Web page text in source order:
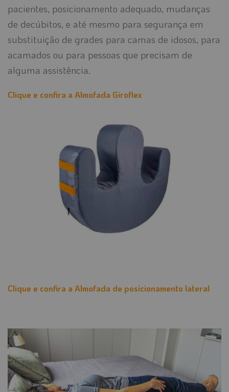
pacientes, posicionamento adequado, mudanças
de decúbitos, e até mesmo para segurança em
substituição de grades para camas de idosos, para
acamados ou para pessoas que precisam de
alguma assistência.
Clique e confira a Almofada Giroflex
Clique e confira a Almofada de posicionamento lateral